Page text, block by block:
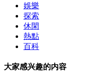
娛樂
探索
休閑
熱點
百科
大家感兴趣的内容